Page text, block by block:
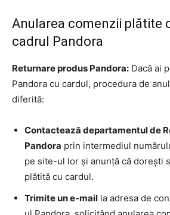
Anularea comenzii plătite
cadrul Pandora
Returnare produs Pandora: Dacă ai
Pandora cu cardul, procedura de
diferită:
Contactează departamentul de
Pandora prin intermediul
pe site-ul lor și anunță că dorești
plătită cu cardul.
Trimite un e-mail la adresa de